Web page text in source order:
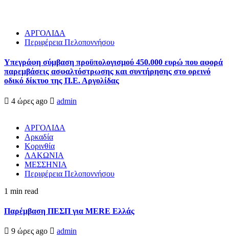
ΑΡΓΟΛΙΔΑ
Περιφέρεια Πελοποννήσου
Υπεγράφη σύμβαση προϋπολογισμού 450.000 ευρώ που αφορά
παρεμβάσεις ασφαλτόστρωσης και συντήρησης στο ορεινό
οδικό δίκτυο της Π.Ε. Αργολίδας
4 ώρες ago admin
ΑΡΓΟΛΙΔΑ
Αρκαδία
Κορινθία
ΛΑΚΩΝΙΑ
ΜΕΣΣΗΝΙΑ
Περιφέρεια Πελοποννήσου
1 min read
Παρέμβαση ΠΕΣΠ για MERE Ελλάς
9 ώρες ago admin